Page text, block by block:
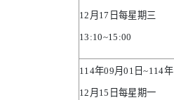
12 月 17 日每星期三
13:10~15:00
114年09月01 日~114年
12 月 15 日每星期一